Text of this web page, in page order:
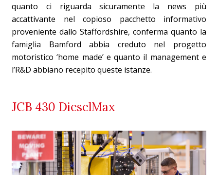
quanto ci riguarda sicuramente la news più
accattivante nel copioso pacchetto informativo
proveniente dallo Staffordshire, conferma quanto la
famiglia Bamford abbia creduto nel progetto
motoristico ‘home made’ e quanto il management e
l’R&D abbiano recepito queste istanze.
JCB 430 DieselMax